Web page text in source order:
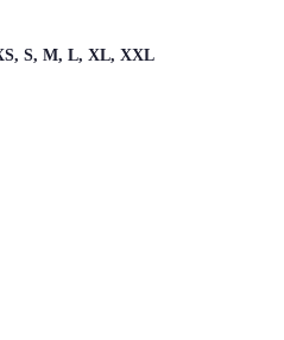
S, M, L, XL, XXL